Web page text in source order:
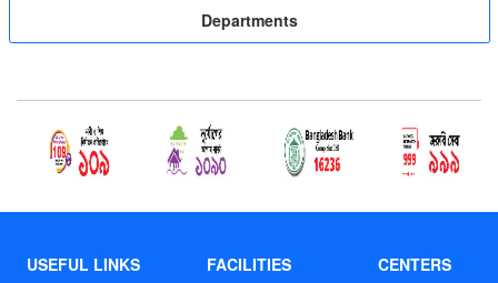
Departments
USEFUL LINKS
FACILITIES
CENTERS